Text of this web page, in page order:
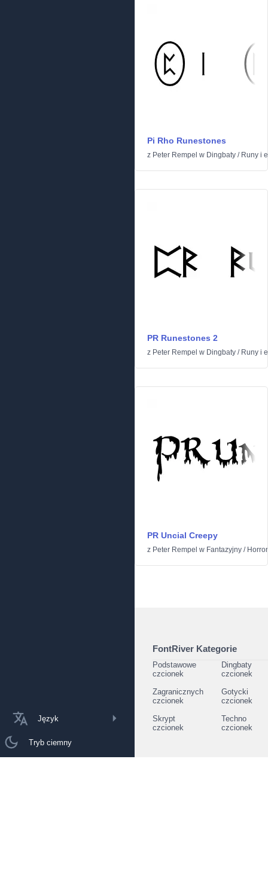
Język
Tryb ciemny
Pi Rho Runestones
z Peter Rempel w Dingbaty / Runy i
PR Runestones 2
z Peter Rempel w Dingbaty / Runy i
PR Uncial Creepy
z Peter Rempel w Fantazyjny / Horror
FontRiver Kategorie
Podstawowe
czcionek
Dingbaty
czcionek
Zagranicznych
czcionek
Gotycki
czcionek
Skrypt
czcionek
Techno
czcionek